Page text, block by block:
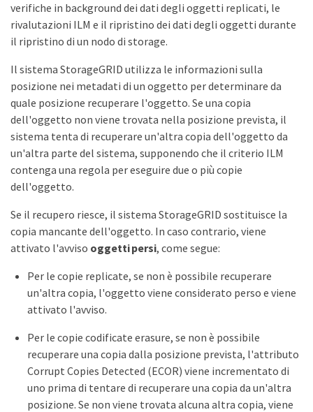
verifiche in background dei dati degli oggetti replicati, le
rivalutazioni ILM e il ripristino dei dati degli oggetti durante
il ripristino di un nodo di storage.
Il sistema StorageGRID utilizza le informazioni sulla
posizione nei metadati di un oggetto per determinare da
quale posizione recuperare l'oggetto. Se una copia
dell'oggetto non viene trovata nella posizione prevista, il
sistema tenta di recuperare un'altra copia dell'oggetto da
un'altra parte del sistema, supponendo che il criterio ILM
contenga una regola per eseguire due o più copie
dell'oggetto.
Se il recupero riesce, il sistema StorageGRID sostituisce la
copia mancante dell'oggetto. In caso contrario, viene
attivato l'avviso oggetti persi, come segue:
Per le copie replicate, se non è possibile recuperare
un'altra copia, l'oggetto viene considerato perso e viene
attivato l'avviso.
Per le copie codificate erasure, se non è possibile
recuperare una copia dalla posizione prevista, l'attributo
Corrupt Copies Detected (ECOR) viene incrementato di
uno prima di tentare di recuperare una copia da un'altra
posizione. Se non viene trovata alcuna altra copia, viene